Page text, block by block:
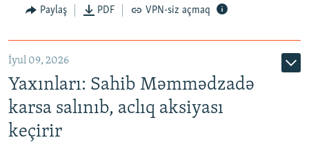
Paylaş PDF VPN-siz açmaq
İyul 09, 2026
Yaxınları: Sahib Məmmədzadə
karsa salınıb, aclıq aksiyası
keçirir